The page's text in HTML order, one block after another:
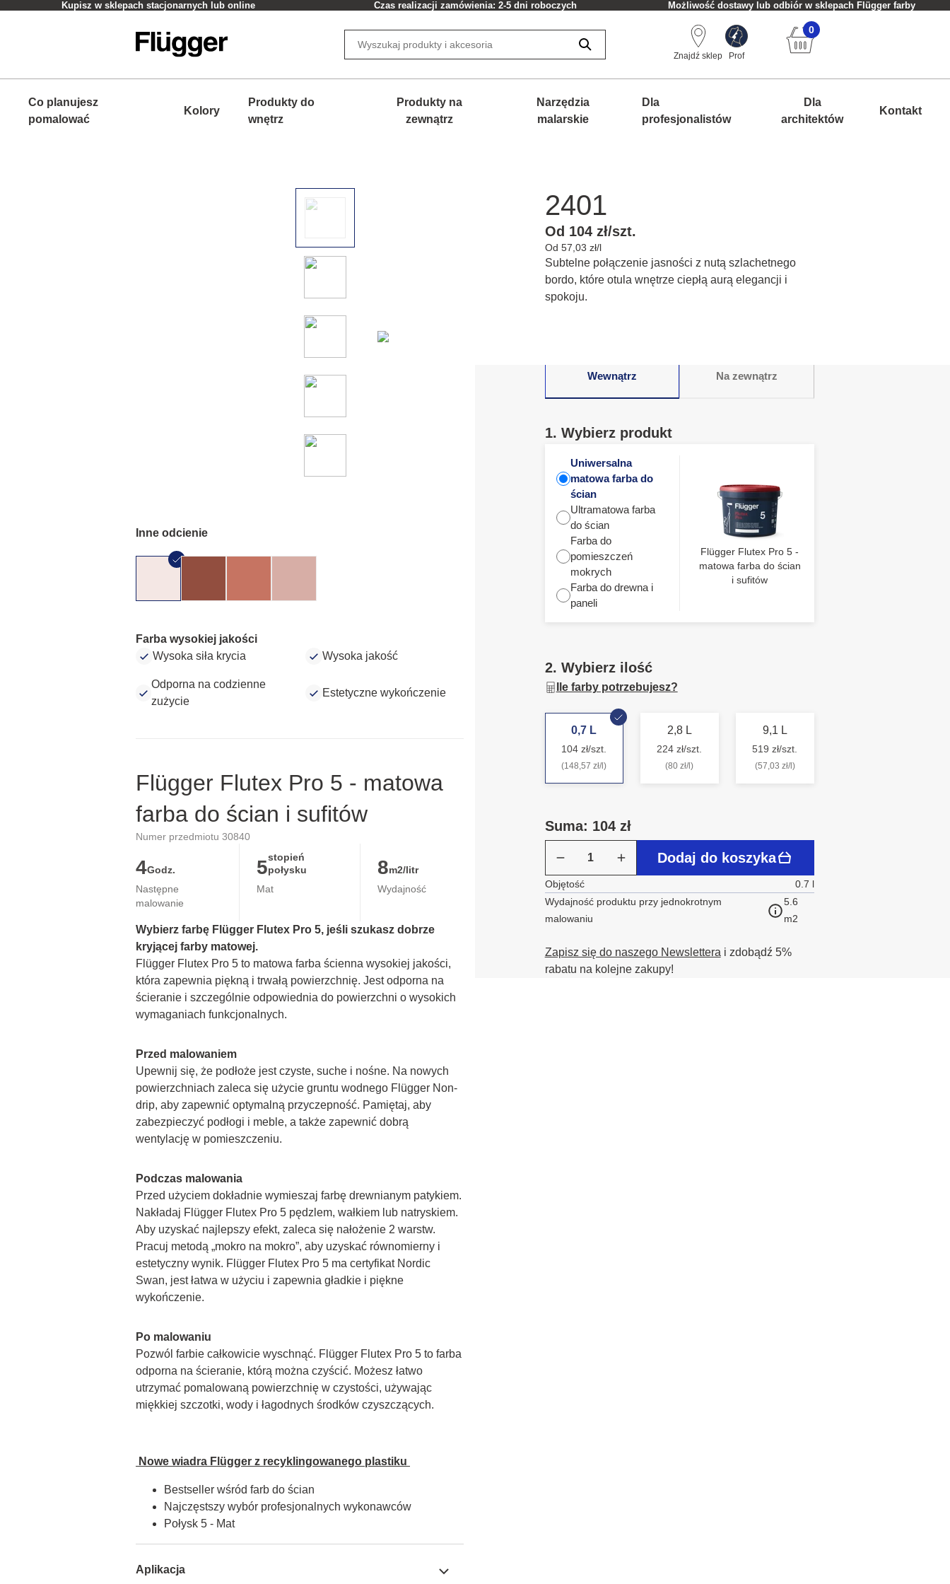
Kupisz w sklepach stacjonarnych lub online Czas realizacji zamówienia: 2-5 dni roboczych Możliwość dostawy lub odbiór w sklepach Flügger farby
Znajdź sklep Prof
0
Co planujesz
pomalować
Kolory
Produkty do
wnętrz
Produkty na
zewnątrz
Narzędzia
malarskie
Dla
profesjonalistów
Dla
architektów
Kontakt
Inne odcienie
Farba wysokiej jakości
Wysoka siła krycia
Wysoka jakość
Odporna na codzienne
zużycie
Estetyczne wykończenie
Flügger Flutex Pro 5 - matowa
farba do ścian i sufitów
Numer przedmiotu 30840
4Godz.
Następne
malowanie
5stopień
połysku
Mat
8m2/litr
Wydajność
Wybierz farbę Flügger Flutex Pro 5, jeśli szukasz dobrze
kryjącej farby matowej.
Flügger Flutex Pro 5 to matowa farba ścienna wysokiej jakości,
która zapewnia piękną i trwałą powierzchnię. Jest odporna na
ścieranie i szczególnie odpowiednia do powierzchni o wysokich
wymaganiach funkcjonalnych.
Przed malowaniem
Upewnij się, że podłoże jest czyste, suche i nośne. Na nowych
powierzchniach zaleca się użycie gruntu wodnego Flügger Non-
drip, aby zapewnić optymalną przyczepność. Pamiętaj, aby
zabezpieczyć podłogi i meble, a także zapewnić dobrą
wentylację w pomieszczeniu.
Podczas malowania
Przed użyciem dokładnie wymieszaj farbę drewnianym patykiem.
Nakładaj Flügger Flutex Pro 5 pędzlem, wałkiem lub natryskiem.
Aby uzyskać najlepszy efekt, zaleca się nałożenie 2 warstw.
Pracuj metodą „mokro na mokro”, aby uzyskać równomierny i
estetyczny wynik. Flügger Flutex Pro 5 ma certyfikat Nordic
Swan, jest łatwa w użyciu i zapewnia gładkie i piękne
wykończenie.
Po malowaniu
Pozwól farbie całkowicie wyschnąć. Flügger Flutex Pro 5 to farba
odporna na ścieranie, którą można czyścić. Możesz łatwo
utrzymać pomalowaną powierzchnię w czystości, używając
miękkiej szczotki, wody i łagodnych środków czyszczących.
Nowe wiadra Flügger z recyklingowanego plastiku
Bestseller wśród farb do ścian
Najczęstszy wybór profesjonalnych wykonawców
Połysk 5 - Mat
Aplikacja
2401
Od 104 zł/szt.
Od 57,03 zł/l
Subtelne połączenie jasności z nutą szlachetnego
bordo, które otula wnętrze ciepłą aurą elegancji i
spokoju.
Wewnątrz Na zewnątrz
1. Wybierz produkt
Uniwersalna
matowa farba do
ścian
Ultramatowa farba
do ścian
Farba do
pomieszczeń
mokrych
Farba do drewna i
paneli
Flügger Flutex Pro 5 -
matowa farba do ścian
i sufitów
2. Wybierz ilość
Ile farby potrzebujesz?
0,7 L
104 zł/szt.
(148,57 zł/l)
2,8 L
224 zł/szt.
(80 zł/l)
9,1 L
519 zł/szt.
(57,03 zł/l)
Suma: 104 zł
Dodaj do koszyka
Objętość
0.7 l
Wydajność produktu przy jednokrotnym
malowaniu
5.6
m2
Zapisz się do naszego Newslettera i zdobądź 5%
rabatu na kolejne zakupy!